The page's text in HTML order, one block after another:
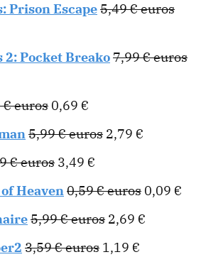
Prison Escape5,49 € euros
2: Pocket Breako7,99 € euros
€ euros 0,69 €
5,99 € euros 2,79 €
€ euros 3,49 €
Heaven0,59 € euros 0,09 €
5,99 € euros 2,69 €
3,59 € euros 1,19 €